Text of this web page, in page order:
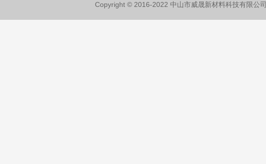
Copyright © 2016-2022 中山市威晟新材料科技有限公司